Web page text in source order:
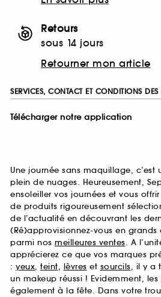
Retours
sous 14 jours
Retourner mon article
SERVICES, CONTACT ET CONDITIONS DES
Télécharger notre application
Une journée sans maquillage,
plein de nuages. Heureusement,
ensoleiller vos journées et vous
de produits rigoureusement
de l’actualité en découvrant les
(Ré)approvisionnez-vous en
parmi nos meilleures ventes. A
apprécierez ce que vos marques
: yeux, teint, lèvres et sourcils, il y a
un makeup réussi ! Evidemment, les
également à la fête. Dans votre